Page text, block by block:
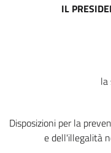
IL
la
Disposizioni per la
e dell'illegalità